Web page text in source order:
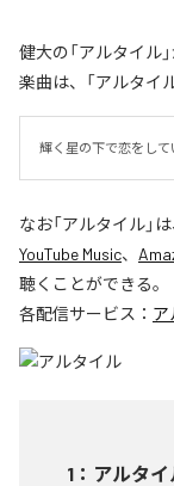
健大の「アルタイル
楽曲は、「アルタイ
輝く星の下で恋をして
なお「アルタイル」は
YouTube Music、
聴くことができる。
各配信サービス： ア
1 ： アルタイ